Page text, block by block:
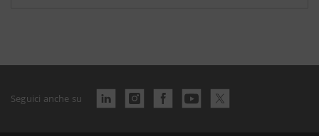
Seguici anche su